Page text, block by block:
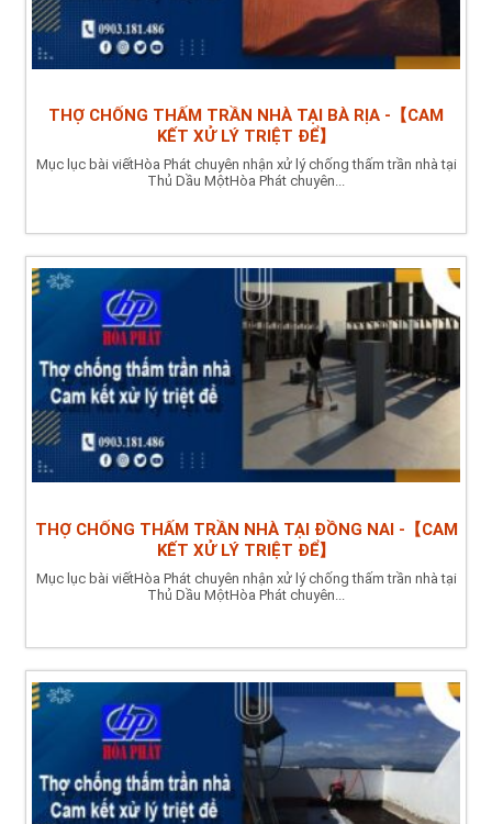
THỢ CHỐNG THẤM TRẦN NHÀ TẠI BÀ RỊA -【CAM
KẾT XỬ LÝ TRIỆT ĐỂ】
Mục lục bài viếtHòa Phát chuyên nhận xử lý chống thấm trần nhà tại
Thủ Dầu MộtHòa Phát chuyên...
THỢ CHỐNG THẤM TRẦN NHÀ TẠI ĐỒNG NAI -【CAM
KẾT XỬ LÝ TRIỆT ĐỂ】
Mục lục bài viếtHòa Phát chuyên nhận xử lý chống thấm trần nhà tại
Thủ Dầu MộtHòa Phát chuyên...